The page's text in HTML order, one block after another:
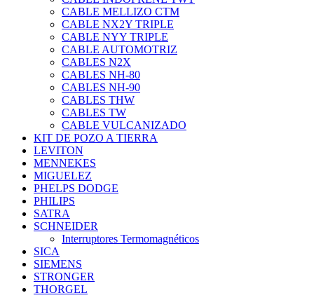
CABLE MELLIZO CTM
CABLE NX2Y TRIPLE
CABLE NYY TRIPLE
CABLE AUTOMOTRIZ
CABLES N2X
CABLES NH-80
CABLES NH-90
CABLES THW
CABLES TW
CABLE VULCANIZADO
KIT DE POZO A TIERRA
LEVITON
MENNEKES
MIGUELEZ
PHELPS DODGE
PHILIPS
SATRA
SCHNEIDER
Interruptores Termomagnéticos
SICA
SIEMENS
STRONGER
THORGEL